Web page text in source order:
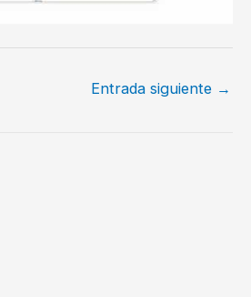
Entrada siguiente →